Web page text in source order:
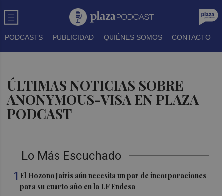
PODCASTS PUBLICIDAD QUIÉNES SOMOS CONTACTO
ÚLTIMAS NOTICIAS SOBRE
ANONYMOUS-VISA EN PLAZA
PODCAST
Lo Más Escuchado
1 El Hozono Jairis aún necesita un par de incorporaciones
para su cuarto año en la LF Endesa